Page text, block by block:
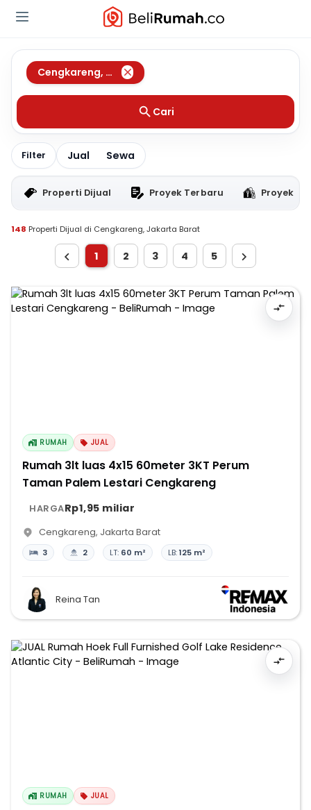
Cengkareng, Jakarta Barat
Cari
Filter Jual Sewa
Properti Dijual Proyek Terbaru Proyek
148 Properti Dijual di Cengkareng, Jakarta Barat
1 2 3 4 5
RUMAH JUAL
Rumah 3lt luas 4x15 60meter 3KT Perum
Taman Palem Lestari Cengkareng
HARGARp1,95 miliar
Cengkareng, Jakarta Barat
3 2 LT: 60 m² LB:125 m²
Reina Tan
RUMAH JUAL